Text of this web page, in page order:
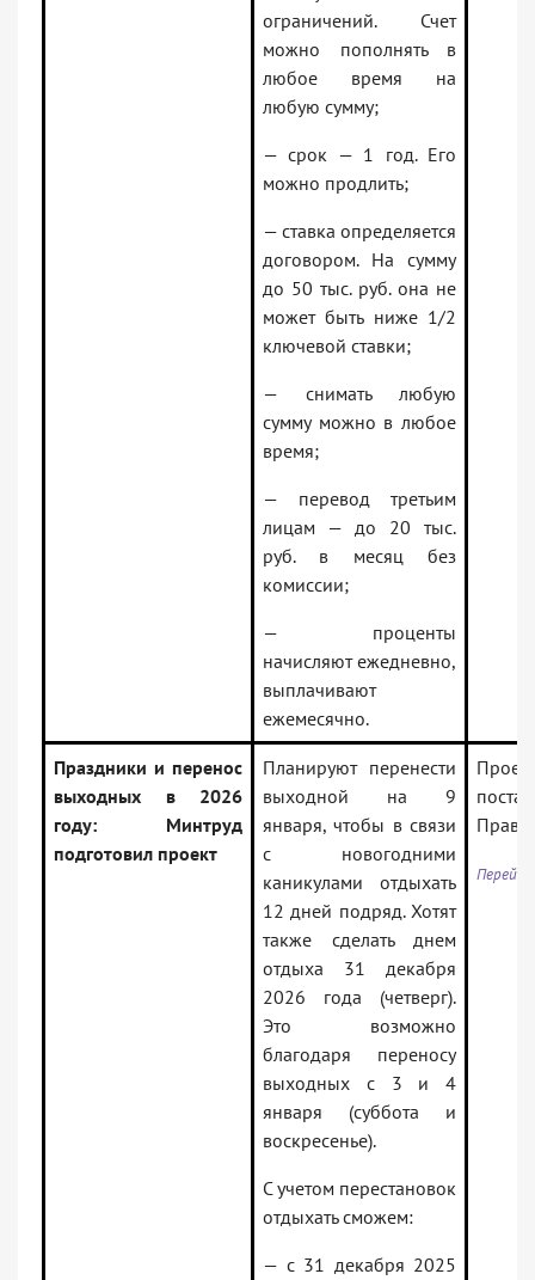
ограничений. Счет
можно пополнять в
любое время на
любую сумму;
— срок — 1 год. Его
можно продлить;
— ставка определяется
договором. На сумму
до 50 тыс. руб. она не
может быть ниже 1/2
ключевой ставки;
— снимать любую
сумму можно в любое
время;
— перевод третьим
лицам — до 20 тыс.
руб. в месяц без
комиссии;
— проценты
начисляют ежедневно,
выплачивают
ежемесячно.
Праздники и перенос
выходных в 2026
году: Минтруд
подготовил проект
Планируют перенести
выходной на 9
января, чтобы в связи
с новогодними
каникулами отдыхать
12 дней подряд. Хотят
также сделать днем
отдыха 31 декабря
2026 года (четверг).
Это возможно
благодаря переносу
выходных с 3 и 4
января (суббота и
воскресенье).
С учетом перестановок
отдыхать сможем:
— с 31 декабря 2025